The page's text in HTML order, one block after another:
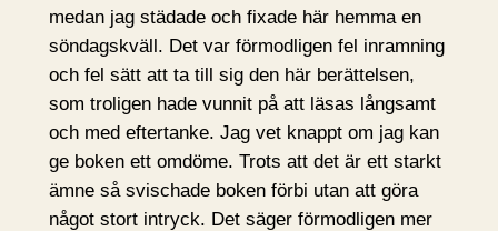
medan jag städade och fixade här hemma en
söndagskväll. Det var förmodligen fel inramning
och fel sätt att ta till sig den här berättelsen,
som troligen hade vunnit på att läsas långsamt
och med eftertanke. Jag vet knappt om jag kan
ge boken ett omdöme. Trots att det är ett starkt
ämne så svischade boken förbi utan att göra
något stort intryck. Det säger förmodligen mer